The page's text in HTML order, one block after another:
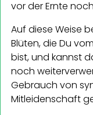
vor der Ernte
Auf diese Weise
Blüten, die Du
bist, und kannst
noch
Gebrauch von
Mitleidenschaft